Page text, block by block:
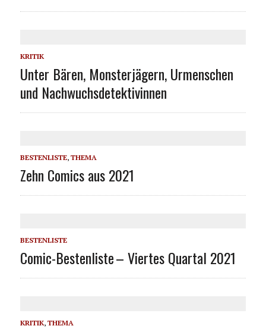
KRITIK
Unter Bären, Monsterjägern, Urmenschen
und Nachwuchsdetektivinnen
BESTENLISTE, THEMA
Zehn Comics aus 2021
BESTENLISTE
Comic-Bestenliste – Viertes Quartal 2021
KRITIK, THEMA